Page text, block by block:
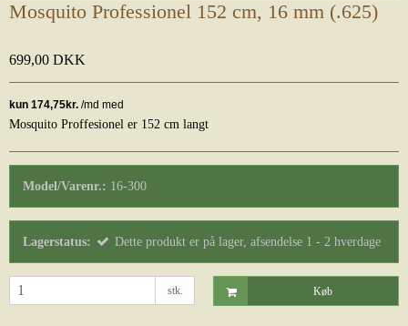
Mosquito Professionel 152 cm, 16 mm (.625)
699,00 DKK
Mosquito Proffesionel er 152 cm langt
Model/Varenr.: 16-300
Lagerstatus: Dette produkt er på lager, afsendelse 1 - 2 hverdage
stk. Køb